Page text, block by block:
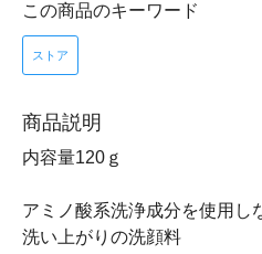
この商品のキーワード
ストア
商品説明
内容量120ｇ
アミノ酸系洗浄成分を使用し
洗い上がりの洗顔料